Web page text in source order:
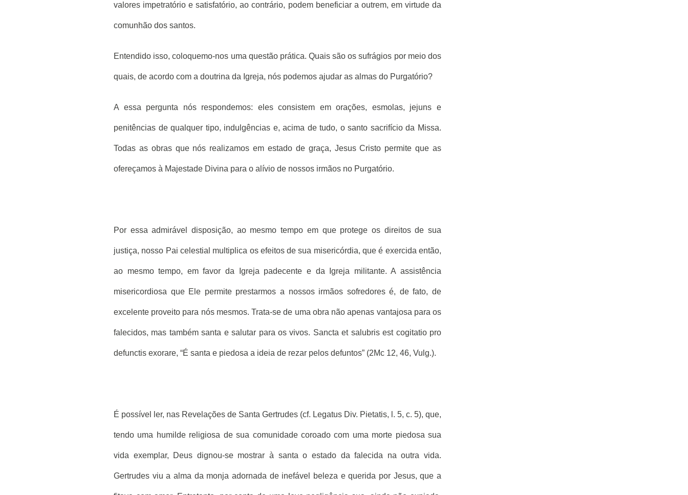
valores impetratório e satisfatório, ao contrário, podem beneficiar a outrem, em virtude da
comunhão dos santos.
Entendido isso, coloquemo-nos uma questão prática. Quais são os sufrágios por meio dos
quais, de acordo com a doutrina da Igreja, nós podemos ajudar as almas do Purgatório?
A essa pergunta nós respondemos: eles consistem em orações, esmolas, jejuns e
penitências de qualquer tipo, indulgências e, acima de tudo, o santo sacrifício da Missa.
Todas as obras que nós realizamos em estado de graça, Jesus Cristo permite que as
ofereçamos à Majestade Divina para o alívio de nossos irmãos no Purgatório.
Por essa admirável disposição, ao mesmo tempo em que protege os direitos de sua
justiça, nosso Pai celestial multiplica os efeitos de sua misericórdia, que é exercida então,
ao mesmo tempo, em favor da Igreja padecente e da Igreja militante. A assistência
misericordiosa que Ele permite prestarmos a nossos irmãos sofredores é, de fato, de
excelente proveito para nós mesmos. Trata-se de uma obra não apenas vantajosa para os
falecidos, mas também santa e salutar para os vivos. Sancta et salubris est cogitatio pro
defunctis exorare, “É santa e piedosa a ideia de rezar pelos defuntos” (2Mc 12, 46, Vulg.).
É possível ler, nas Revelações de Santa Gertrudes (cf. Legatus Div. Pietatis, l. 5, c. 5), que,
tendo uma humilde religiosa de sua comunidade coroado com uma morte piedosa sua
vida exemplar, Deus dignou-se mostrar à santa o estado da falecida na outra vida.
Gertrudes viu a alma da monja adornada de inefável beleza e querida por Jesus, que a